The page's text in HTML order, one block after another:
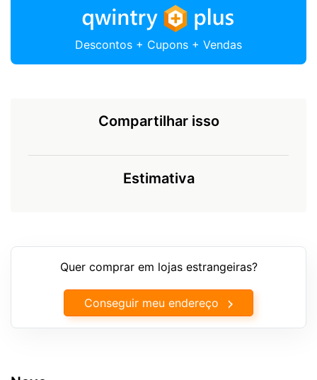
Descontos + Cupons + Vendas
Compartilhar isso
Estimativa
Quer comprar em lojas estrangeiras?
Conseguir meu endereço